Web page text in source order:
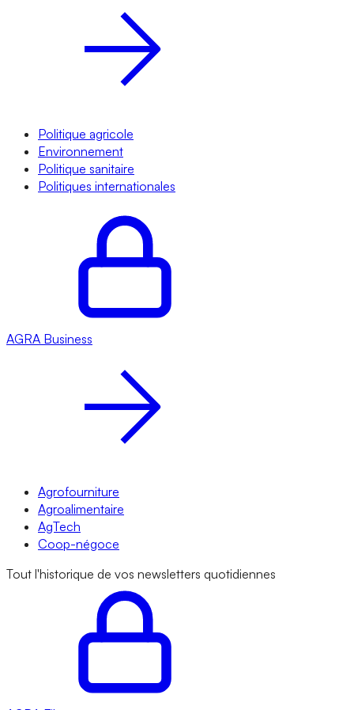
Politique agricole
Environnement
Politique sanitaire
Politiques internationales
AGRA Business
Agrofourniture
Agroalimentaire
AgTech
Coop-négoce
Tout l'historique de vos newsletters quotidiennes